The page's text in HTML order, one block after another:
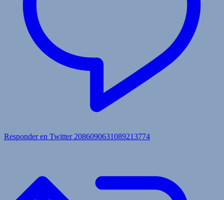
Responder en Twitter 2086090631089213774